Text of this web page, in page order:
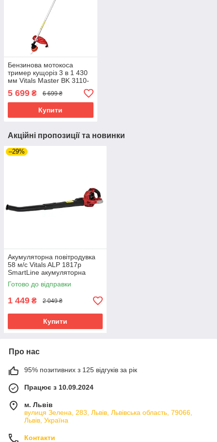
Бензинова мотокоса
тример кущоріз 3 в 1 430
мм Vitals Master BK 3110-
4a садовий триммер
бензиновий кущоріз
5 699 ₴ 6 699 ₴
Купити
Акційні пропозиції та новинки
–29%
Акумуляторна повітродувка
58 м/с Vitals ALP 1817p
SmartLine акумуляторна
повітродувка для саду
Готово до відправки
1 449 ₴ 2 049 ₴
Купити
Про нас
95% позитивних з 125 відгуків за рік
Працює з 10.09.2024
м. Львів
вулиця Зелена, 283, Львів, Львівська область, 79066,
Львів, Україна
Контакти